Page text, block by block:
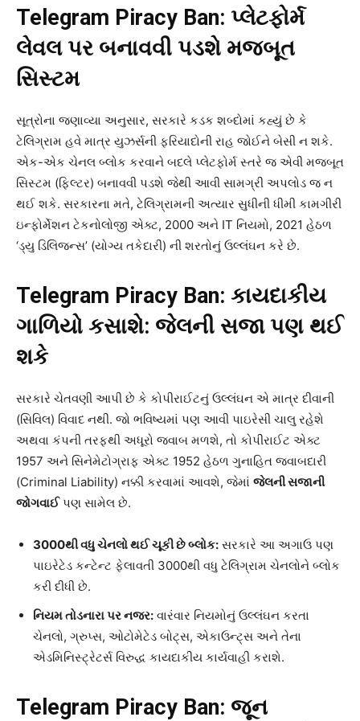
Telegram Piracy Ban: પ્લેટફોર્મ
લેવલ પર બનાવવી પડશે મજબૂત
સિસ્ટમ
સૂત્રોના જણાવ્યા અનુસાર, સરકારે કડક શબ્દોમાં કહ્યું છે કે
ટેલિગ્રામ હવે માત્ર યુઝર્સની ફરિયાદોની રાહ જોઈને બેસી ન શકે.
એક-એક ચેનલ બ્લોક કરવાને બદલે પ્લેટફોર્મ સ્તરે જ એવી મજબૂત
સિસ્ટમ (ફિલ્ટર) બનાવવી પડશે જેથી આવી સામગ્રી અપલોડ જ ન
થઈ શકે. સરકારના મતે, ટેલિગ્રામની અત્યાર સુધીની ધીમી કામગીરી
ઇન્ફોર્મેશન ટેકનોલોજી એક્ટ, 2000 અને IT નિયમો, 2021 હેઠળ
‘ડ્યુ ડિલિજન્સ’ (યોગ્ય તકેદારી) ની શરતોનું ઉલ્લંઘન કરે છે.
Telegram Piracy Ban: કાયદાકીય
ગાળિયો કસાશે: જેલની સજા પણ થઈ
શકે
સરકારે ચેતવણી આપી છે કે કોપીરાઈટનું ઉલ્લંઘન એ માત્ર દીવાની
(સિવિલ) વિવાદ નથી. જો ભવિષ્યમાં પણ આવી પાઇરેસી ચાલુ રહેશે
અથવા કંપની તરફથી અધૂરો જવાબ મળશે, તો કોપીરાઈટ એક્ટ
1957 અને સિનેમેટોગ્રાફ એક્ટ 1952 હેઠળ ગુનાહિત જવાબદારી
(Criminal Liability) નક્કી કરવામાં આવશે, જેમાં જેલની સજાની
જોગવાઈપણ સામેલ છે.
3000થી વધુ ચેનલો થઈ ચૂકી છે બ્લોક: સરકારે આ અગાઉ પણ
પાઇરેટેડ કન્ટેન્ટ ફેલાવતી 3000થી વધુ ટેલિગ્રામ ચેનલોને બ્લોક
કરી દીધી છે.
નિયમ તોડનારા પર નજર: વારંવાર નિયમોનું ઉલ્લંઘન કરતા
ચેનલો, ગ્રુપ્સ, ઓટોમેટેડ બોટ્સ, એકાઉન્ટ્સ અને તેના
એડમિનિસ્ટ્રેટર્સ વિરુદ્ધ કાયદાકીય કાર્યવાહી કરાશે.
Telegram Piracy Ban: જૂન